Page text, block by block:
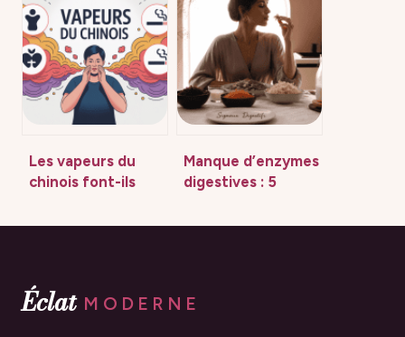
périmé : risques,
efficacité et bons
réflexes
on en manger sans
risque ?
Les vapeurs du
chinois font-ils
mythes et réalités
Manque d’enzymes
digestives : 5
pour identifier une
Éclat MODERNE